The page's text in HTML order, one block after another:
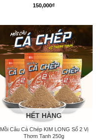
150,000₫
HẾT HÀNG
Mồi Câu Cá Chép KIM LONG Số 2 Vị
Thơm Tanh 250g